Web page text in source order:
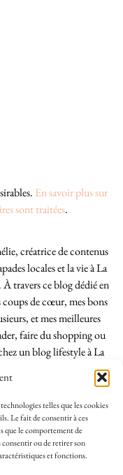
telles que les cookies
Le fait de consentir à ces
que le comportement de
consentir ou de retirer son
et fonctions.
En savoir plus sur
sont traitées.
créatrice de contenus
locales et la vie à La
travers ce blog dédié en
coups de cœur, mes bons
et mes meilleures
faire du shopping ou
un blog lifestyle à La
bon endroit. Que vous
ville, j’espère que mes
comme un·e vrai·e